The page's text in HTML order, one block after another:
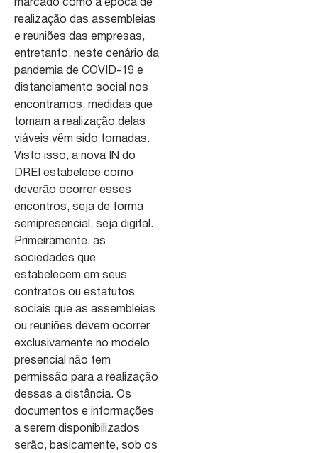
marcado como a época de
realização das assembleias
e reuniões das empresas,
entretanto, neste cenário da
pandemia de COVID-19 e
distanciamento social nos
encontramos, medidas que
tornam a realização delas
viáveis vêm sido tomadas.
Visto isso, a nova IN do
DREI estabelece como
deverão ocorrer esses
encontros, seja de forma
semipresencial, seja digital.
Primeiramente, as
sociedades que
estabelecem em seus
contratos ou estatutos
sociais que as assembleias
ou reuniões devem ocorrer
exclusivamente no modelo
presencial não tem
permissão para a realização
dessas a distância. Os
documentos e informações
a serem disponibilizados
serão, basicamente, sob os